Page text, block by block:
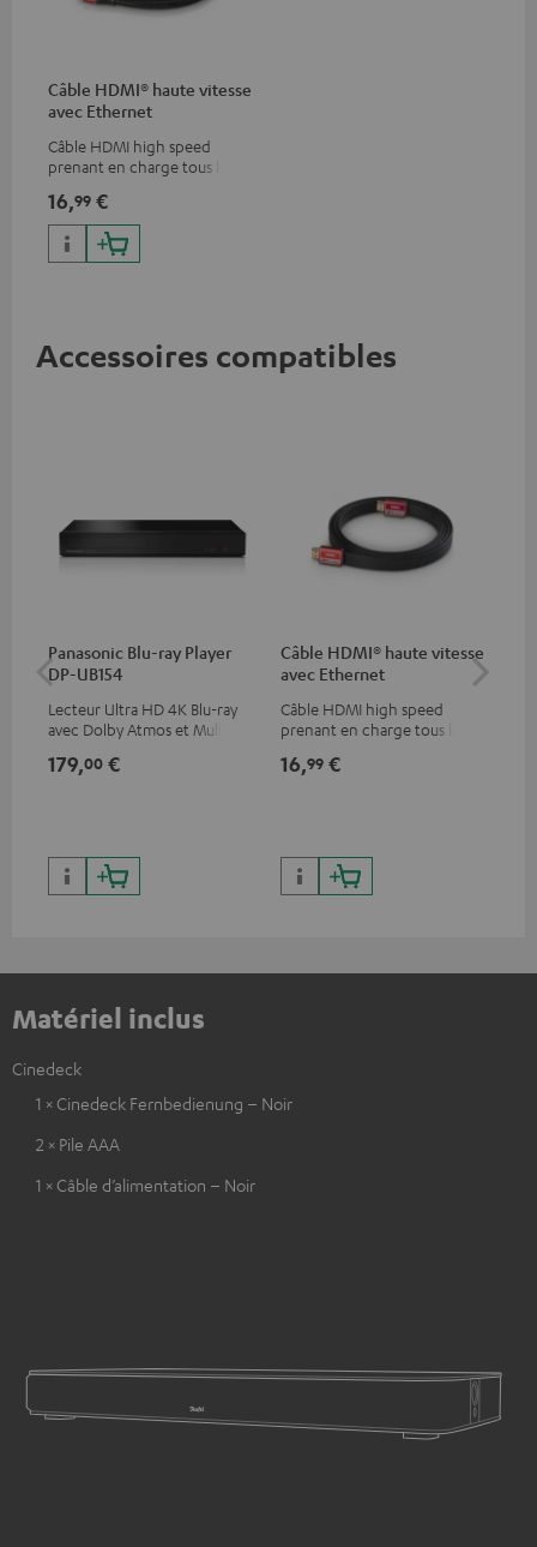
Câble HDMI® haute vitesse
avec Ethernet
Câble HDMI high speed
prenant en charge tous les
50/60p et 4K 3D
16,99 €
Accessoires compatibles
Panasonic Blu-ray Player
DP-UB154
Lecteur Ultra HD 4K Blu-ray
avec Dolby Atmos et Multi
qualité d’image incroyable et
179,00 €
Câble HDMI® haute vitesse
avec Ethernet
Câble HDMI high speed
prenant en charge tous les
50/60p et 4K 3D
16,99 €
Matériel inclus
Cinedeck
1 × Cinedeck Fernbedienung – Noir
2 × Pile AAA
1 × Câble d’alimentation – Noir